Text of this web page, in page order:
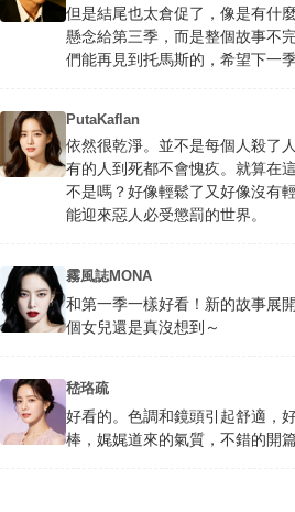
但是結尾也太倉促了，像是有什
懸念給第三季，而是整個故事不
們能再見到托馬斯的，希望下一
PutaKaflan
依然很乾淨。並不是每個人殺了
有的人到死都不會愧疚。就算在
不是嗎？好像輕鬆了又好像沒有
能迎來惡人必受懲罰的世界。
霧風誌MONA
和第一季一樣好看！新的故事展
個女兒還是真沒想到～
嵇珞疏
好看的。色調和鏡頭引起舒適，
棒，娓娓道來的氣質，不錯的開